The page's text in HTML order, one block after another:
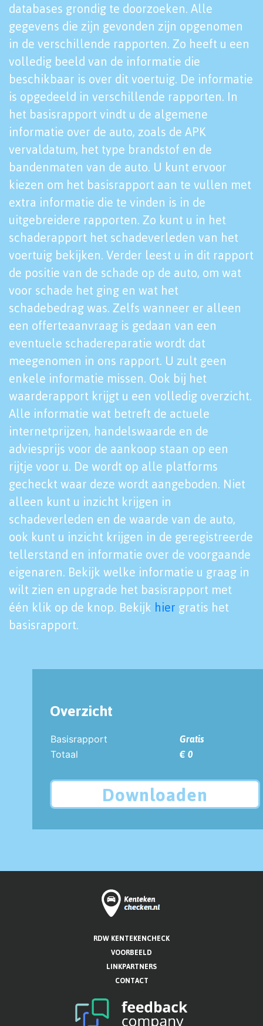
databases grondig te doorzoeken. Alle
gegevens die zijn gevonden zijn opgenomen
in de verschillende rapporten. Zo heeft u een
volledig beeld van de informatie die
beschikbaar is over dit voertuig. De informatie
is opgedeeld in verschillende rapporten. In
het basisrapport vindt u de algemene
informatie over de auto, zoals de APK
vervaldatum, het type brandstof en de
bandenmaten van de auto. U kunt ervoor
kiezen om het basisrapport aan te vullen met
extra informatie die te vinden is in de
uitgebreidere rapporten. Zo kunt u in het
schaderapport het schadeverleden van het
voertuig bekijken. Verder leest u in dit rapport
de positie van de schade op de auto, om wat
voor schade het ging en wat het
schadebedrag was. Zelfs wanneer er alleen
een offerteaanvraag is gedaan van een
eventuele schadereparatie wordt dat
meegenomen in ons rapport. U zult geen
enkele informatie missen. Ook bij het
waarderapport krijgt u een volledig overzicht.
Alle informatie wat betreft de actuele
internetprijzen, handelswaarde en de
adviesprijs voor de aankoop staan op een
rijtje voor u. De wordt op alle platforms
gecheckt waar deze wordt aangeboden. Niet
alleen kunt u inzicht krijgen in
schadeverleden en de waarde van de auto,
ook kunt u inzicht krijgen in de geregistreerde
tellerstand en informatie over de voorgaande
eigenaren. Bekijk welke informatie u graag in
wilt zien en upgrade het basisrapport met
één klik op de knop. Bekijk hier gratis het
basisrapport.
Overzicht
Basisrapport
Gratis
Totaal
€ 0
Downloaden
RDW KENTEKENCHECK
VOORBEELD
LINKPARTNERS
CONTACT